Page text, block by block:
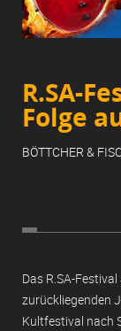
R.SA-
Folge
BÖTTCHER &
Das R.SA-
zurückliegenden
Kultfestival nach